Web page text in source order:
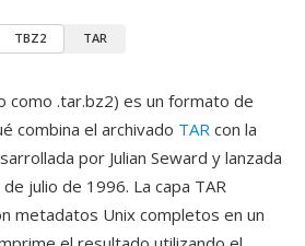
TBZ2 TAR
como .tar.bz2) es un formato de
combina el archivado TAR con la
por Julian Seward y lanzada
julio de 1996. La capa TAR
metadatos Unix completos en un